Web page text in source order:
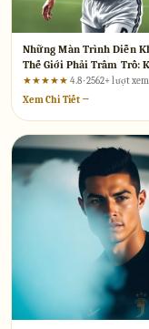
Những Màn Trình Diễn
Thế Giới Phải Trầm Trồ:
Công Nghệ Chạm Đến
★★★★★4.8 · 2562+ lượt xem
Xem Chi Tiết →